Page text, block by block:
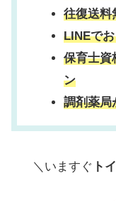
往復送料
LINEで
保育士資
ン
調剤薬局
＼いますぐ ト